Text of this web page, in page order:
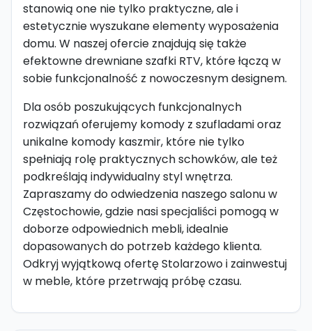
stanowią one nie tylko praktyczne, ale i
estetycznie wyszukane elementy wyposażenia
domu. W naszej ofercie znajdują się także
efektowne drewniane szafki RTV, które łączą w
sobie funkcjonalność z nowoczesnym designem.
Dla osób poszukujących funkcjonalnych
rozwiązań oferujemy komody z szufladami oraz
unikalne komody kaszmir, które nie tylko
spełniają rolę praktycznych schowków, ale też
podkreślają indywidualny styl wnętrza.
Zapraszamy do odwiedzenia naszego salonu w
Częstochowie, gdzie nasi specjaliści pomogą w
doborze odpowiednich mebli, idealnie
dopasowanych do potrzeb każdego klienta.
Odkryj wyjątkową ofertę Stolarzowo i zainwestuj
w meble, które przetrwają próbę czasu.